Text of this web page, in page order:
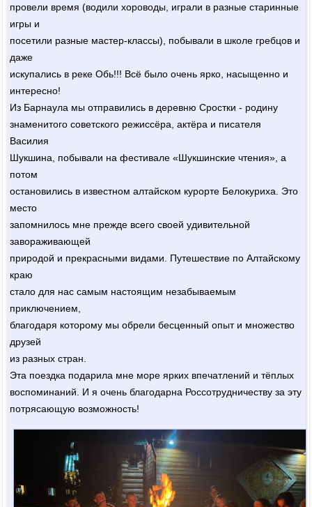
провели время (водили хороводы, играли в разные старинные
игры и
посетили разные мастер-классы), побывали в школе гребцов и
даже
искупались в реке Обь!!! Всё было очень ярко, насыщенно и
интересно!
Из Барнаула мы отправились в деревню Сростки - родину
знаменитого советского режиссёра, актёра и писателя
Василия
Шукшина, побывали на фестивале «Шукшинские чтения», а
потом
остановились в известном алтайском курорте Белокуриха. Это
место
запомнилось мне прежде всего своей удивительной
завораживающей
природой и прекрасными видами. Путешествие по Алтайскому
краю
стало для нас самым настоящим незабываемым
приключением,
благодаря которому мы обрели бесценный опыт и множество
друзей
из разных стран.
Эта поездка подарила мне море ярких впечатлений и тёплых
воспоминаний. И я очень благодарна Россотрудничеству за эту
потрясающую возможность!